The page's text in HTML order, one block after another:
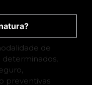
de
preventivas